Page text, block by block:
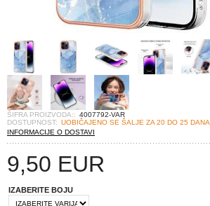
ŠIFRA PROIZVODA:: 4007792-VAR
DOSTUPNOST: UOBIČAJENO SE ŠALJE ZA 20 DO 25 DANA
INFORMACIJE O DOSTAVI
9,50 EUR
IZABERITE BOJU